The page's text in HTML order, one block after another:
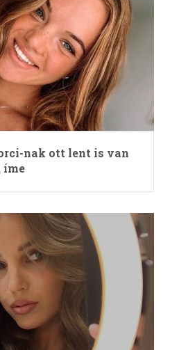
nak ott lent is van
íme